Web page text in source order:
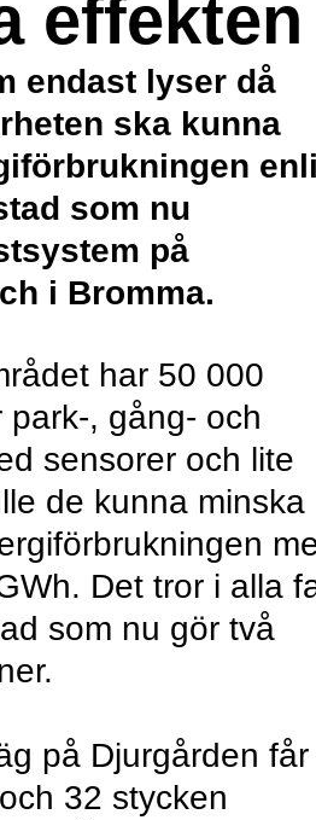
effekten
endast lyser då
ska kunna
som nu
på
i Bromma.
har 50 000
, gång- och
sensorer och lite
de kunna minska
Det tror i alla
som nu gör två
på Djurgården får
32 stycken